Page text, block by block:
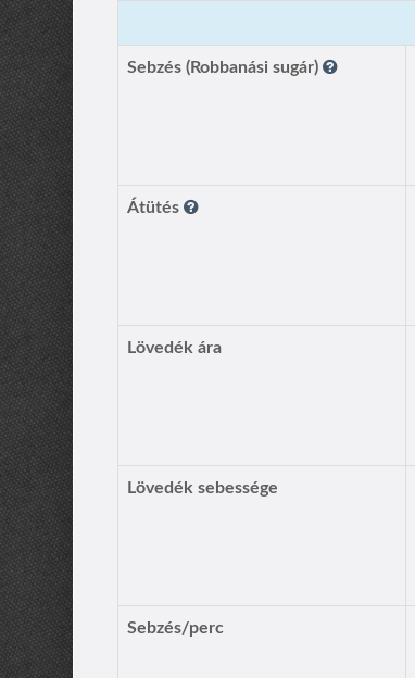
Sebzés (Robbanási sugár)
Átütés
Lövedék ára
Lövedék sebessége
Sebzés/perc